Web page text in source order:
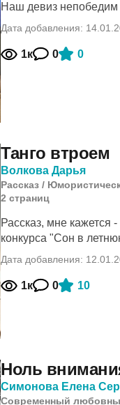
Наш девиз непобедим
Дата добавления:
1к 0 0
Танго втроем
Волкова Дарья
Рассказ /
2 cтраниц
Рассказ, мне кажется
конкурса "Сон в
Дата добавления:
1к 0 10
Ноль
Симонова Елена
Современный